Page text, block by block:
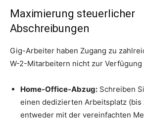
Maximierung steuerlicher
Abschreibungen
Gig-Arbeiter haben Zugang zu
W-2-Mitarbeitern nicht zur Verfügung
Home-Office-Abzug: Schreiben
einen dedizierten Arbeitsplatz (bis
entweder mit der vereinfachten